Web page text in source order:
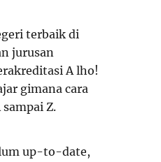
terbaik di
jurusan
A lho!
gimana cara
Z.
up-to-date,